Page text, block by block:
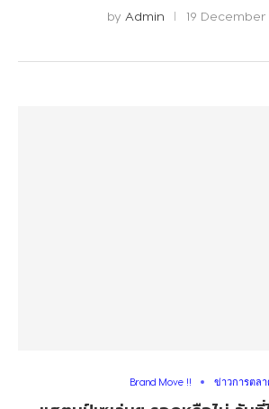
by Admin 19 December
Brand Move !! ข่าวการตล